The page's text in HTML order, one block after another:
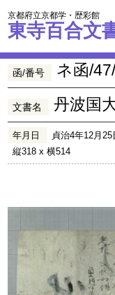
京都府立京都学・歴彩館
東寺百合文
函/番号 ネ函/
文書名 丹波国
年月日 貞治4年12月25
縦318 x 横514